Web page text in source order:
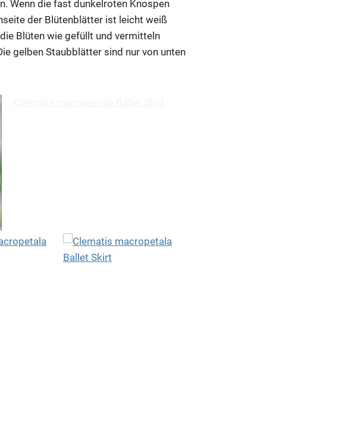
Wenn die fast dunkelroten Knospen
der Blütenblätter ist leicht weiß
Blüten wie gefüllt und vermitteln
gelben Staubblätter sind nur von unten